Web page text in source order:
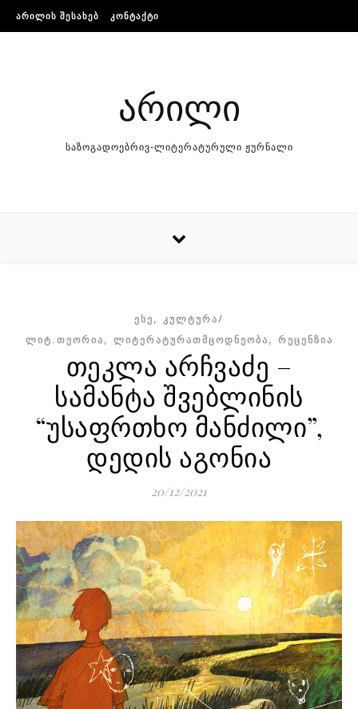
Skip to content
ᲐᲠᲘᲚᲘᲡ ᲨᲔᲡᲐᲮᲔᲑ ᲙᲝᲜᲢᲐᲥᲢᲘ
არილი
საზოგადოებრივ-ლიტერატურული ჟურნალი
ᲔᲡᲔ, ᲙᲣᲚᲢᲣᲠᲐ/
ᲚᲘᲢ.ᲗᲔᲝᲠᲘᲐ, ᲚᲘᲢᲔᲠᲐᲢᲣᲠᲐᲗᲛᲪᲝᲓᲜᲔᲝᲑᲐ, ᲠᲔᲪᲔᲜᲖᲘᲐ
თეკლა არჩვაძე –
სამანტა შვებლინის
“უსაფრთხო მანძილი”,
დედის აგონია
20/12/2021